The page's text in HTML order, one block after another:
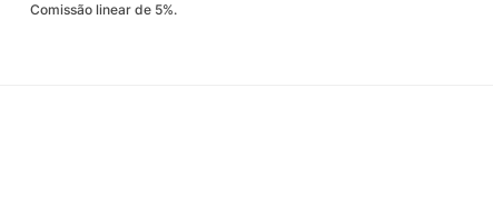
Comissão linear de 5%.